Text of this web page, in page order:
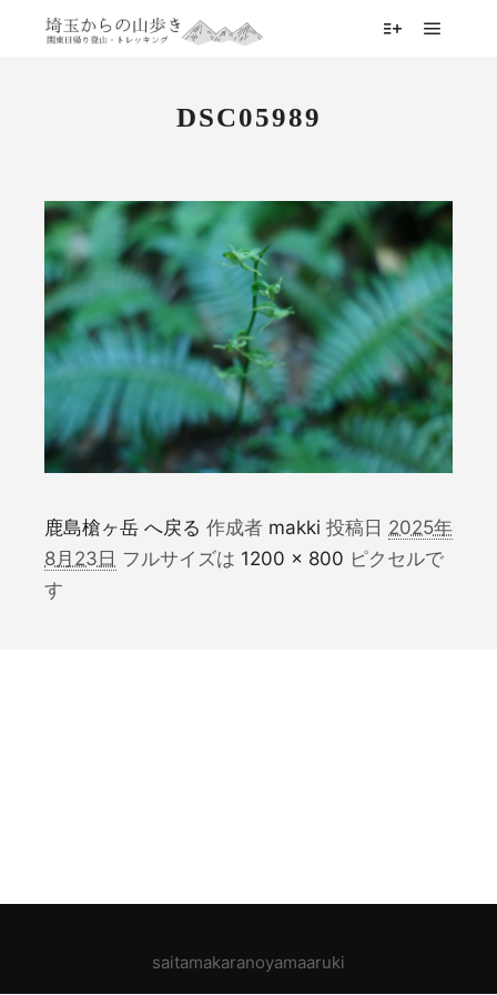
DSC05989
鹿島槍ヶ岳 へ戻る 作成者 makki 投稿日 2025年
8月23日 フルサイズは 1200 × 800 ピクセルで
す
saitamakaranoyamaaruki